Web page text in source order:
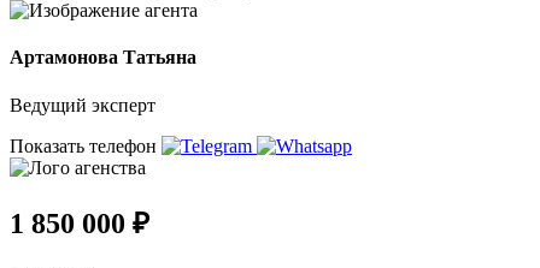
Артамонова Татьяна
Ведущий эксперт
Показать телефон
1 850 000 ₽